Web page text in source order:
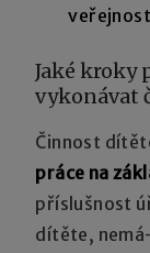
Jaké kroky
vykonávat
Činnost
práce na
příslušnost
dítěte,